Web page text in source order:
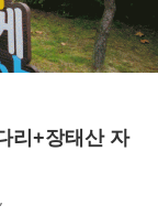
리+장태산 자